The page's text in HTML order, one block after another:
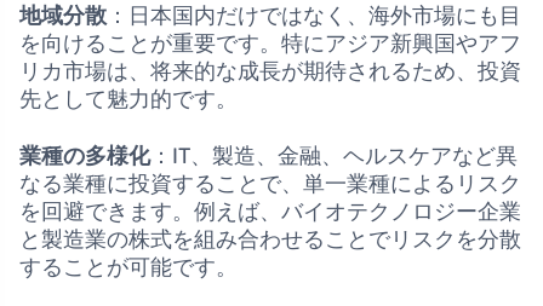
地域分散 ：日本国内だけではなく、海外市場にも目
を向けることが重要です。特にアジア新興国やアフ
リカ市場は、将来的な成長が期待されるため、投資
先として魅力的です。
業種の多様化：IT、製造、金融、ヘルスケアなど異
なる業種に投資することで、単一業種によるリスク
を回避できます。例えば、バイオテクノロジー企業
と製造業の株式を組み合わせることでリスクを分散
することが可能です。